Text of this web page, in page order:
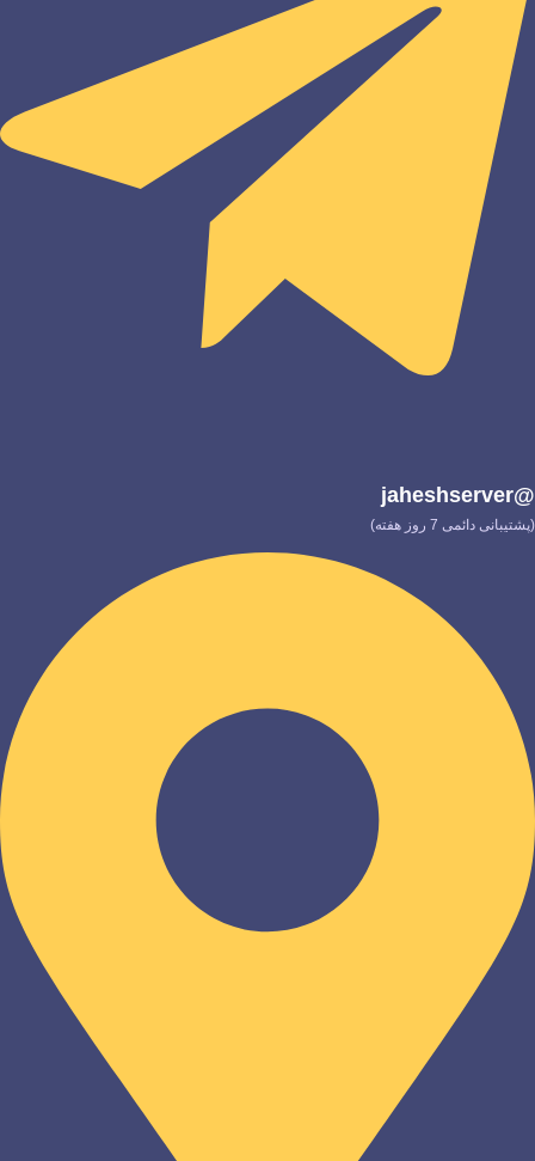
@jaheshserver
(پشتیبانی دائمی 7 روز هفته)